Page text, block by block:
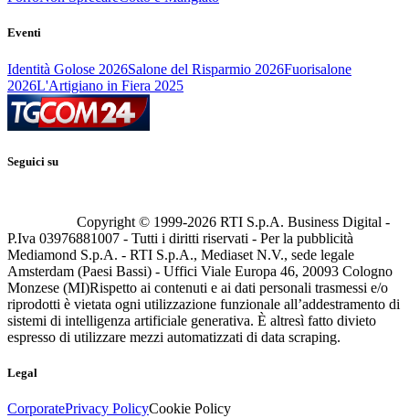
Eventi
Identità Golose 2026Salone del Risparmio 2026Fuorisalone
2026L'Artigiano in Fiera 2025
Seguici su
Copyright © 1999-2026 RTI S.p.A. Business Digital -
P.Iva 03976881007 - Tutti i diritti riservati - Per la pubblicità
Mediamond S.p.A. - RTI S.p.A., Mediaset N.V., sede legale
Amsterdam (Paesi Bassi) - Uffici Viale Europa 46, 20093 Cologno
Monzese (MI)Rispetto ai contenuti e ai dati personali trasmessi e/o
riprodotti è vietata ogni utilizzazione funzionale all’addestramento di
sistemi di intelligenza artificiale generativa. È altresì fatto divieto
espresso di utilizzare mezzi automatizzati di data scraping.
Legal
CorporatePrivacy PolicyCookie Policy